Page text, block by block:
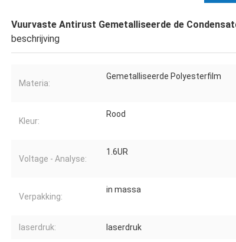
Vuurvaste Antirust Gemetalliseerde de
beschrijving
Materia:
Gemetalliseerde Polyesterfilm
Kleur:
Rood
Voltage - Analyse:
1.6UR
Verpakking:
in massa
laserdruk: laserdruk